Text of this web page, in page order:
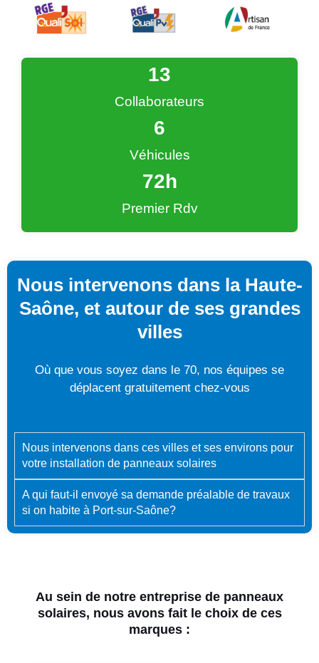
Collaborateurs
13
Véhicules
6
Premier Rdv
72h
Nous intervenons dans la Haute-
Saône, et autour de ses grandes
villes
Où que vous soyez dans le 70, nos équipes se
déplacent gratuitement chez-vous
Nous intervenons dans ces villes et ses environs pour
votre installation de panneaux solaires
A qui faut-il envoyé sa demande préalable de travaux
si on habite à Port-sur-Saône?
Au sein de notre entreprise de panneaux
solaires, nous avons fait le choix de ces
marques :